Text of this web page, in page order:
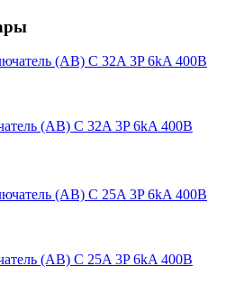
(АВ) C 32A 3P 6kA 400В
(АВ) C 25A 3P 6kA 400В